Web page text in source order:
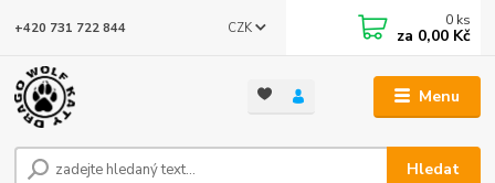
Menu
CZK
Hledat
+420 731 722 844 0 ks
za 0,00 Kč